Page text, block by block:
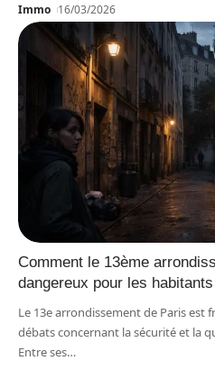
Immo 16/03/2026
Comment le 13ème
dangereux pour les habitants
Le 13e arrondissement de Paris est
débats concernant la sécurité et la
Entre ses…